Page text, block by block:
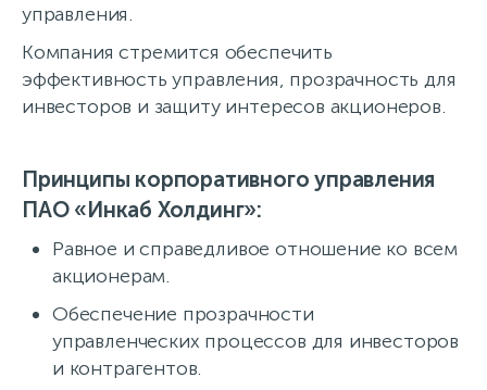
управления.
Компания стремится обеспечить
эффективность управления, прозрачность для
инвесторов и защиту интересов акционеров.
Принципы корпоративного управления
ПАО «Инкаб Холдинг»:
Равное и справедливое отношение ко всем
акционерам.
Обеспечение прозрачности
управленческих процессов для инвесторов
и контрагентов.